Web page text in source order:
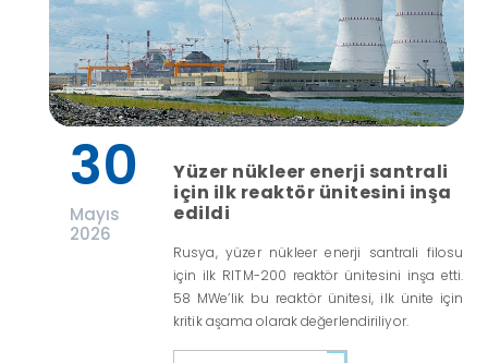
30
Mayıs
2026
Yüzer nükleer enerji santrali
için ilk reaktör ünitesini inşa
edildi
Rusya, yüzer nükleer enerji santrali filosu
için ilk RITM-200 reaktör ünitesini inşa etti.
58 MWe’lik bu reaktör ünitesi, ilk ünite için
kritik aşama olarak değerlendiriliyor.